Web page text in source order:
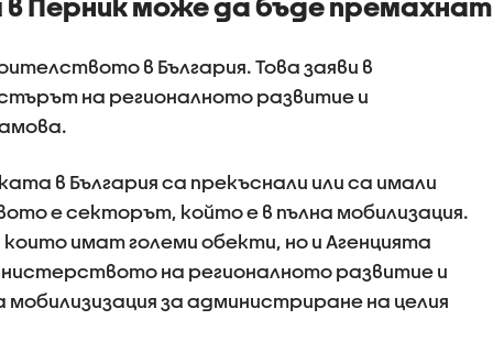
Перник може да бъде премахнат
в България. Това заяви в
на регионалното развитие и
в България са прекъснали или са имали
е секторът, който е в пълна мобилизация.
имат големи обекти, но и Агенцията
на регионалното развитие и
за администриране на целия